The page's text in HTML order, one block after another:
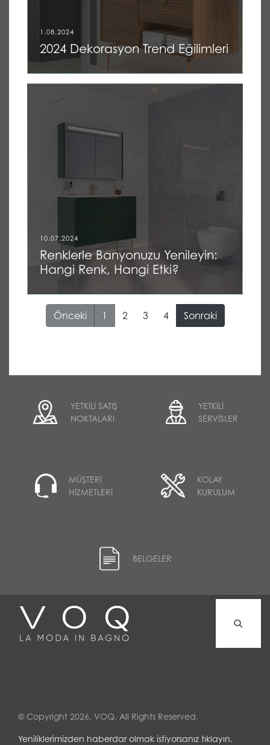
1.08.2024
2024 Dekorasyon Trend Eğilimleri
10.07.2024
Renklerle Banyonuzu Yenileyin:
Hangi Renk, Hangi Etki?
1
YETKİLİ SATIŞ
NOKTALARI
YETKİLİ
SERVİSLER
MÜŞTERİ
HİZMETLERİ
KOLAY
KURULUM
BELGELER
© Copyright 2026. VOQ. All Rights Reserved.
Yeniliklerimizden haberdar olmak istiyorsanız tıklayın.